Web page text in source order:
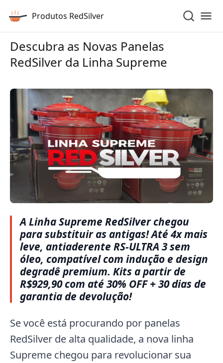
Produtos RedSilver
Descubra as Novas Panelas
RedSilver da Linha Supreme
A Linha Supreme RedSilverchegou
para substituir as antigas! Até 4x mais
leve, antiaderente RS-ULTRA 3 sem
óleo, compatível com indução e design
degradê premium. Kits a partir de
R$929,90 com até 30% OFF + 30 dias de
garantia de devolução!
Se você está procurando por panelas
RedSilver de alta qualidade, a nova linha
Supreme chegou para revolucionar sua